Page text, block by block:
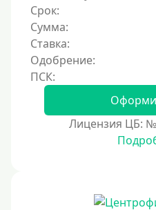
Срок:
Сумма:
Ставка:
Одобрение:
Лицензия ЦБ: №